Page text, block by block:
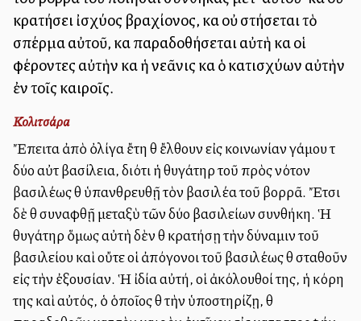
κρατήσει ἰσχύος βραχίονος, καὶ οὐ στήσεται τὸ
σπέρμα αὐτοῦ, καὶ παραδοθήσεται αὐτὴ καὶ οἱ
φέροντες αὐτὴν καὶ ἡ νεᾶνις καὶ ὁ κατισχύων αὐτὴν
ἐν τοῖς καιροῖς.
Κολιτσάρα
Ἔπειτα ἀπὸ ὀλίγα ἔτη θὰ ἔλθουν εἰς κοινωνίαν γάμου τὰ
δύο αὐτὰ βασίλεια, διότι ἡ θυγάτηρ τοῦ πρὸς νότον
βασιλέως θὰ ὑπανθρευθῇ τὸν βασιλέα τοῦ βορρᾶ. Ἔτσι
δὲ θὰ συναφθῇ μεταξὺ τῶν δύο βασιλείων συνθήκη. Ἡ
θυγάτηρ ὅμως αὐτὴ δὲν θὰ κρατήσῃ τὴν δύναμιν τοῦ
βασιλείου καὶ οὔτε οἱ ἀπόγονοι τοῦ βασιλέως θὰ σταθοῦν
εἰς τὴν ἐξουσίαν. Ἡ ἰδία αὐτή, οἱ ἀκόλουθοί της, ἡ κόρη
της καὶ αὐτός, ὁ ὁποῖος θὰ τὴν ὑποστηρίζῃ, θὰ